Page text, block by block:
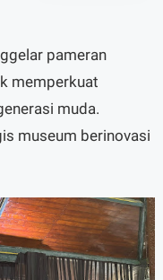
pameran
memperkuat
muda.
museum berinovasi